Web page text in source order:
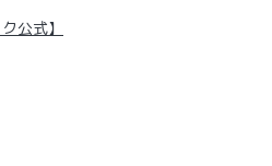
公式】